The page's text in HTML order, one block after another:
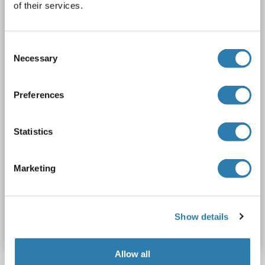
of their services.
Selection
Necessary
Preferences
Statistics
Marketing
Show details
Allow all
Polyclonal
unconjugated
1 image